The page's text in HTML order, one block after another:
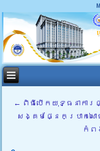
← ពិធីបើកយុទ្ធនាក
សង្គមផ្នែកប្រាក់ស
កំព